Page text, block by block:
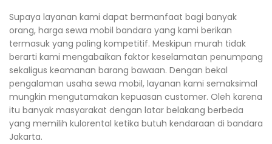
Supaya layanan kami dapat bermanfaat bagi banyak
orang, harga sewa mobil bandara yang kami berikan
termasuk yang paling kompetitif. Meskipun murah tidak
berarti kami mengabaikan faktor keselamatan penumpang
sekaligus keamanan barang bawaan. Dengan bekal
pengalaman usaha sewa mobil, layanan kami semaksimal
mungkin mengutamakan kepuasan customer. Oleh karena
itu banyak masyarakat dengan latar belakang berbeda
yang memilih kulorental ketika butuh kendaraan di bandara
Jakarta.